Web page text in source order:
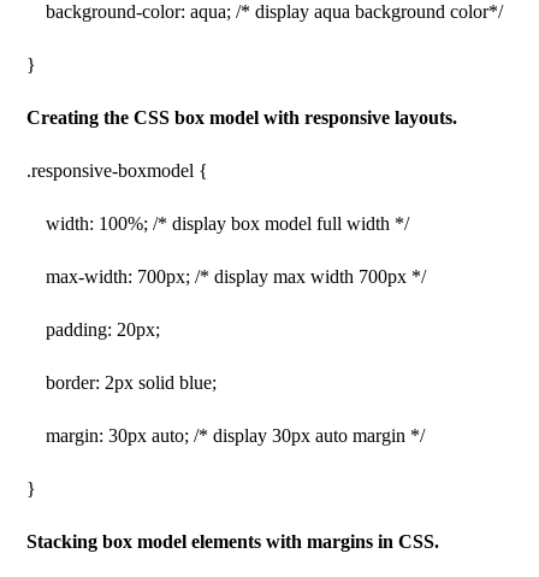
background-color: aqua; /* display aqua background color*/
}
Creating the CSS box model with responsive layouts.
.responsive-boxmodel {
width: 100%; /* display box model full width */
max-width: 700px; /* display max width 700px */
padding: 20px;
border: 2px solid blue;
margin: 30px auto; /* display 30px auto margin */
}
Stacking box model elements with margins in CSS.